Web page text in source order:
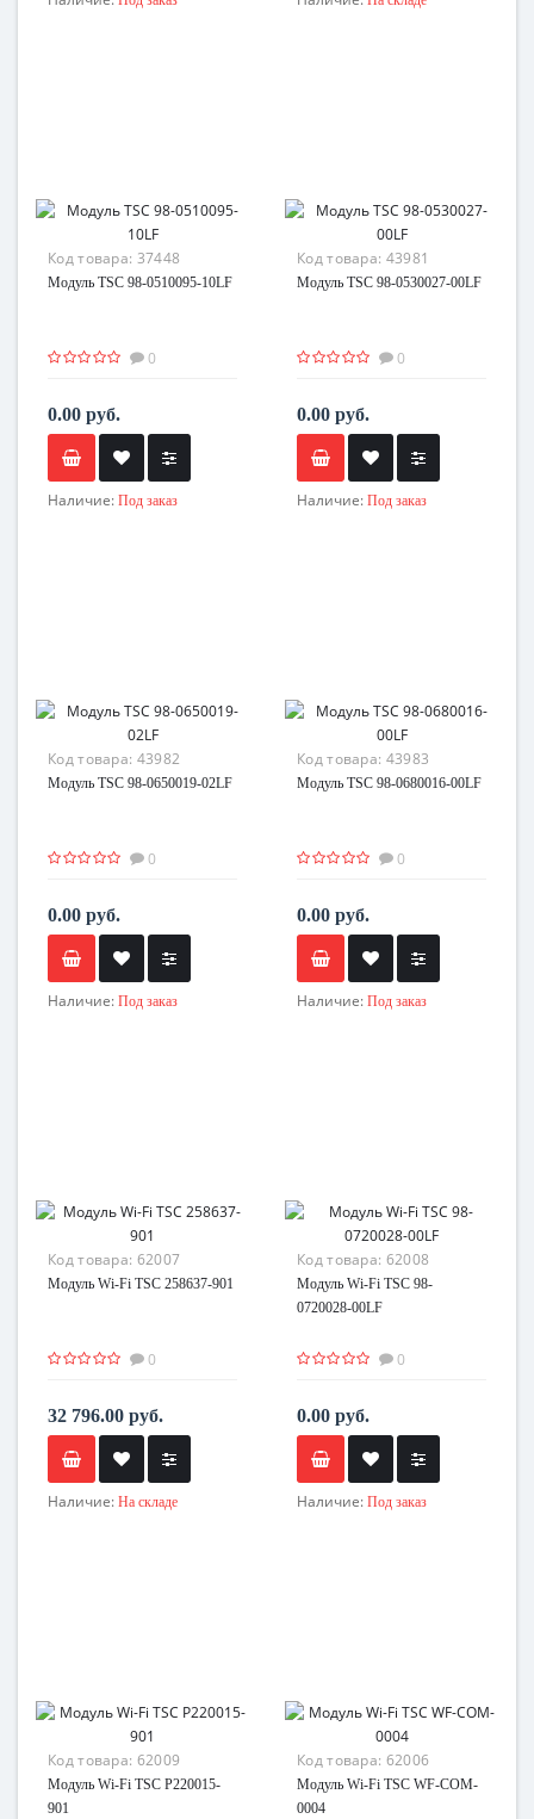
Код товара: 37448
Модуль TSC 98-0510095-10LF
0
0.00 руб.
Наличие: Под заказ
Код товара: 43981
Модуль TSC 98-0530027-00LF
0
0.00 руб.
Наличие: Под заказ
Код товара: 43982
Модуль TSC 98-0650019-02LF
0
0.00 руб.
Наличие: Под заказ
Код товара: 43983
Модуль TSC 98-0680016-00LF
0
0.00 руб.
Наличие: Под заказ
Код товара: 62007
Модуль Wi-Fi TSC 258637-901
0
32 796.00 руб.
Наличие: На складе
Код товара: 62008
Модуль Wi-Fi TSC 98-
0720028-00LF
0
0.00 руб.
Наличие: Под заказ
Код товара: 62009
Модуль Wi-Fi TSC P220015-
901
Код товара: 62006
Модуль Wi-Fi TSC WF-COM-
0004